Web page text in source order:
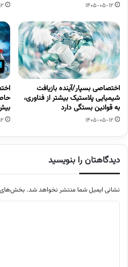
1405-05-12
اختصاصی بسپار/آینده بازیافت
شیمیایی پلاستیک بیشتر از فناوری،
به قوانین بستگی دارد
1405-05-12
بیش از ۶۱۵
دیدگاهتان را بنویسید
نشانی ایمیل شما منتشر نخواهد شد. بخش‌های